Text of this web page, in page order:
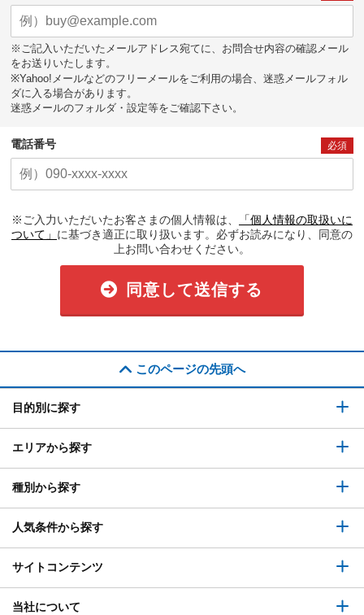
※ご記入いただいたメールアドレス宛てに、お問合せ内容の確認メール
をお送りいたします。
※Yahoo!メールなどのフリーメールをご利用の場合、迷惑メールフォル
ダに入る場合があります。
迷惑メールのフォルダ・設定等をご確認下さい。
電話番号 必須
※ご入力いただいたお客さまの個人情報は、
「個人情報の取扱いに
ついて」 に基づき適正に取り扱います。必ずお読みになり、同意の
上お問い合わせください。
同意して送信する
このページの先頭へ
目的別に探す
エリアから探す
種別から探す
人気条件から探す
サイトコンテンツ
当社について